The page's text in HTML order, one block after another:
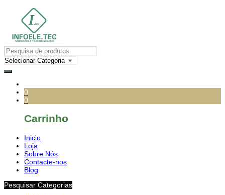
0
0
Carrinho
Inicio
Loja
Sobre Nós
Contacte-nos
Blog
Pesquisar Categorias